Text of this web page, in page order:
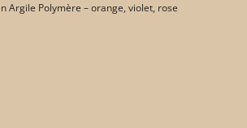
Argile Polymère – orange, violet, rose